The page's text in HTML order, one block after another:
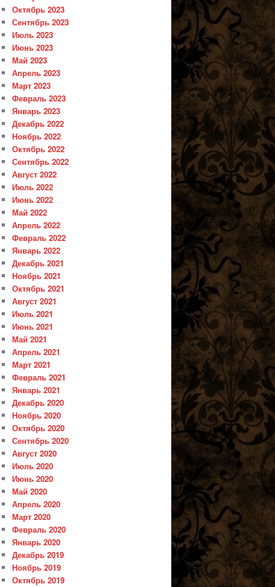
Октябрь 2023
Сентябрь 2023
Июль 2023
Июнь 2023
Май 2023
Апрель 2023
Март 2023
Февраль 2023
Январь 2023
Декабрь 2022
Ноябрь 2022
Октябрь 2022
Сентябрь 2022
Август 2022
Июль 2022
Июнь 2022
Май 2022
Апрель 2022
Февраль 2022
Январь 2022
Декабрь 2021
Ноябрь 2021
Октябрь 2021
Август 2021
Июль 2021
Июнь 2021
Май 2021
Апрель 2021
Март 2021
Февраль 2021
Январь 2021
Декабрь 2020
Ноябрь 2020
Октябрь 2020
Сентябрь 2020
Август 2020
Июль 2020
Июнь 2020
Май 2020
Апрель 2020
Март 2020
Февраль 2020
Январь 2020
Декабрь 2019
Ноябрь 2019
Октябрь 2019